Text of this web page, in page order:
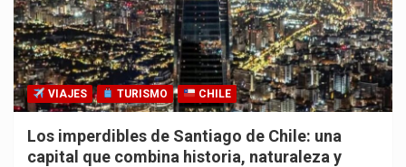
VIAJES TURISMO CHILE
Los imperdibles de Santiago de Chile: una
capital que combina historia, naturaleza y